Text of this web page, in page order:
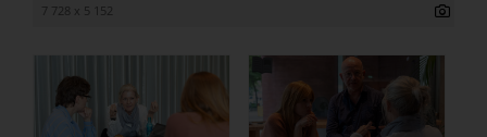
7 728 x 5 152